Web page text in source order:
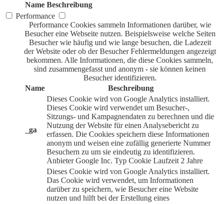
Name Beschreibung
Performance
Performance Cookies sammeln Informationen darüber, wie
Besucher eine Webseite nutzen. Beispielsweise welche Seiten
Besucher wie häufig und wie lange besuchen, die Ladezeit
der Website oder ob der Besucher Fehlermeldungen angezeigt
bekommen. Alle Informationen, die diese Cookies sammeln,
sind zusammengefasst und anonym - sie können keinen
Besucher identifizieren.
Name
Beschreibung
_ga
Dieses Cookie wird von Google Analytics installiert.
Dieses Cookie wird verwendet um Besucher-,
Sitzungs- und Kampagnendaten zu berechnen und die
Nutzung der Website für einen Analysebericht zu
erfassen. Die Cookies speichern diese Informationen
anonym und weisen eine zufällig generierte Nummer
Besuchern zu um sie eindeutig zu identifizieren.
Anbieter Google Inc. Typ Cookie Laufzeit 2 Jahre
Dieses Cookie wird von Google Analytics installiert.
Das Cookie wird verwendet, um Informationen
darüber zu speichern, wie Besucher eine Website
nutzen und hilft bei der Erstellung eines